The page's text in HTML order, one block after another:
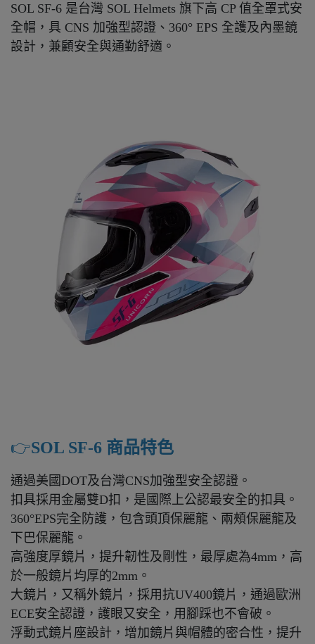
SOL SF-6 是台灣 SOL Helmets 旗下高 CP 值全罩式安
全帽，具 CNS 加強型認證、360° EPS 全護及內墨鏡
設計，兼顧安全與通勤舒適。
👉️SOL SF-6 商品特色
通過美國DOT及台灣CNS加強型安全認證。
扣具採用金屬雙D扣，是國際上公認最安全的扣具。
360°EPS完全防護，包含頭頂保麗龍、兩頰保麗龍及
下巴保麗龍。
高強度厚鏡片，提升韌性及剛性，最厚處為4mm，高
於一般鏡片均厚的2mm。
大鏡片，又稱外鏡片，採用抗UV400鏡片，通過歐洲
ECE安全認證，護眼又安全，用腳踩也不會破。
浮動式鏡片座設計，增加鏡片與帽體的密合性，提升